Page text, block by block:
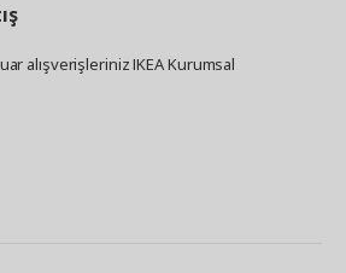
alışverişleriniz IKEA Kurumsal